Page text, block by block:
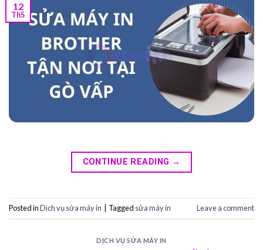
12
Th5
CONTINUE READING →
Posted inDịch vụ sửa máy in Tagged sửa máy in Leave a comment
DỊCH VỤ SỬA MÁY IN